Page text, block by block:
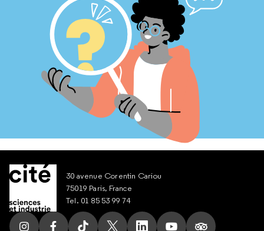
30 avenue Corentin Cariou
75019 Paris, France
Tel. 01 85 53 99 74